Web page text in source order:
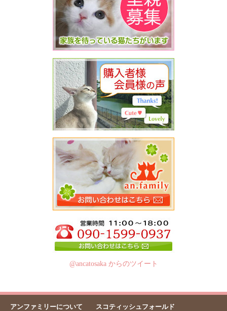
@ancatosaka からのツイート
アンファミリーについて スコティッシュフォールド